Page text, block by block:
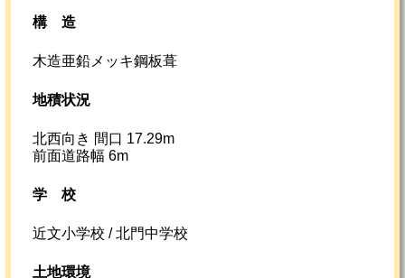
構造
木造亜鉛メッキ鋼板葺
地積状況
北西向き 間口 17.29m
前面道路幅 6m
学校
近文小学校 / 北門中学校
土地環境